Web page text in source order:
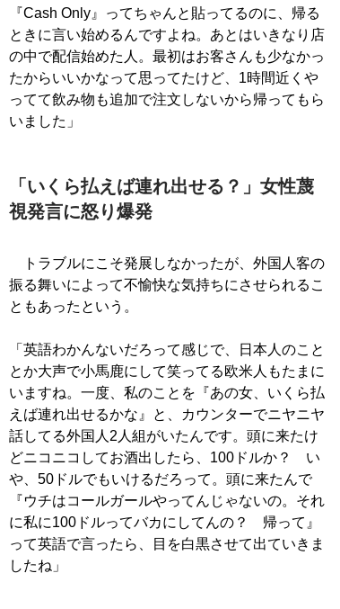
『Cash Only』ってちゃんと貼ってるのに、帰る
ときに言い始めるんですよね。あとはいきなり店
の中で配信始めた人。最初はお客さんも少なかっ
たからいいかなって思ってたけど、1時間近くや
ってて飲み物も追加で注文しないから帰ってもら
いました」
「いくら払えば連れ出せる？」女性蔑
視発言に怒り爆発
トラブルにこそ発展しなかったが、外国人客の
振る舞いによって不愉快な気持ちにさせられるこ
ともあったという。
「英語わかんないだろって感じで、日本人のこと
とか大声で小馬鹿にして笑ってる欧米人もたまに
いますね。一度、私のことを『あの女、いくら払
えば連れ出せるかな』と、カウンターでニヤニヤ
話してる外国人2人組がいたんです。頭に来たけ
どニコニコしてお酒出したら、100ドルか？ い
や、50ドルでもいけるだろって。頭に来たんで
『ウチはコールガールやってんじゃないの。それ
に私に100ドルってバカにしてんの？ 帰って』
って英語で言ったら、目を白黒させて出ていきま
したね」